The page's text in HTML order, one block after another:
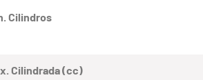
Cilindros
Cilindrada (cc)